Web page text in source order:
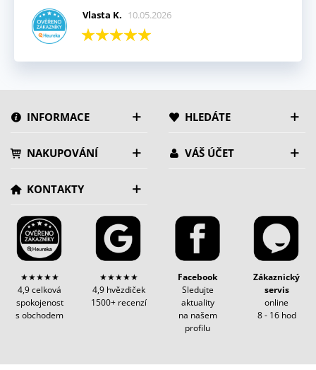
Vlasta K. 10.05.2026
INFORMACE HLEDÁTE
NAKUPOVÁNÍ VÁŠ ÚČET
KONTAKTY
★★★★★
4,9 celková
spokojenost
s obchodem
★★★★★
4,9 hvězdiček
1500+ recenzí
Facebook
Sledujte
aktuality
na našem
profilu
Zákaznický
servis
online
8 - 16 hod